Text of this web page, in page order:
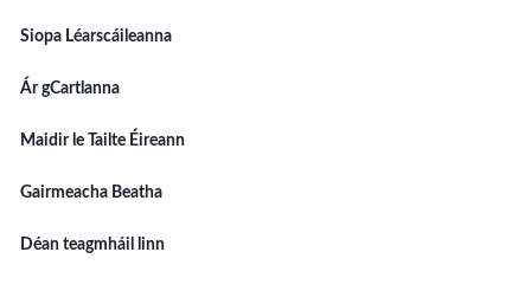
Siopa Léarscáileanna
Ár gCartlanna
Maidir le Tailte Éireann
Gairmeacha Beatha
Déan teagmháil linn